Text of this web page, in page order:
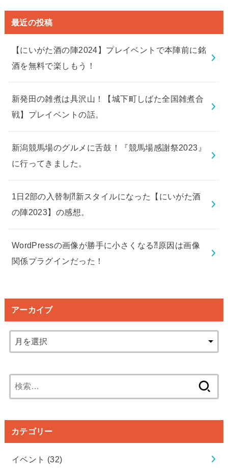
最近の投稿
【にいがた酒の陣2024】プレイベントで本陣前に銘
酒を無料で楽しもう！
新発田の雑煮は具沢山！【城下町しばた全国雑煮合
戦】プレイベントの話。
新潟競馬場のグルメに舌鼓！『競馬場感謝祭2023』
に行ってきました。
1日2部の入替制⁈新スタイルになった【にいがた酒
の陣2023】の感想。
WordPressの画像が勝手に小さくなる⁈原因は画像
関係プラグインだった！
アーカイブ
索:
カテゴリー
イベント (32)